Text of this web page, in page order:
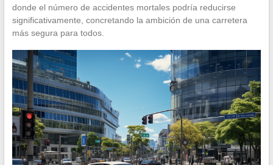
donde el número de accidentes mortales podría reducirse
significativamente, concretando la ambición de una carretera
más segura para todos.